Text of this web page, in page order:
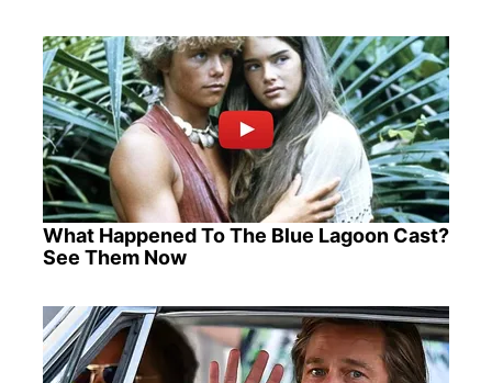
What Happened To The Blue Lagoon Cast?
See Them Now